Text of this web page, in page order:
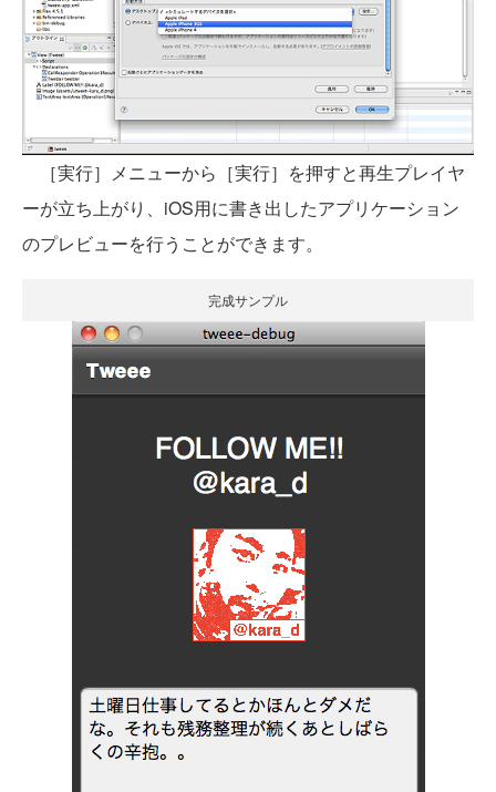
［実行］メニューから［実行］を押すと再生プレイヤ
ーが立ち上がり、iOS用に書き出したアプリケーション
のプレビューを行うことができます。
完成サンプル